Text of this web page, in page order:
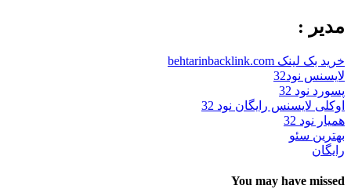
مدیر :
خرید بک لینک behtarinbacklink.com
لایسنس نود32
پسورد نود 32
اوکلی لایسنس رایگان نود 32
همیار نود 32
بهترین سئو
رایگان
You may have missed